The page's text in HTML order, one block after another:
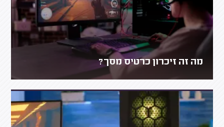
מה זה זיכרון כרטיס מסך?